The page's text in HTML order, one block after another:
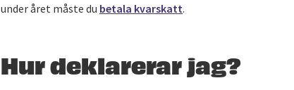
under året måste du betala kvarskatt.
Hur deklarerar jag?